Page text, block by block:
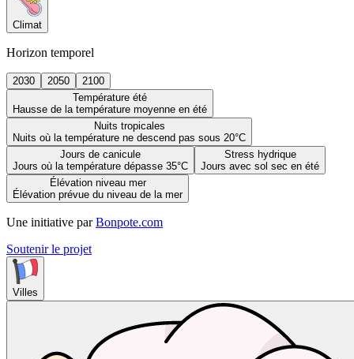
Climat
Horizon temporel
2030 2050
2100
Température été
Hausse de la température moyenne en été
Nuits tropicales
Nuits où la température ne descend pas sous 20°C
Jours de canicule
Jours où la température dépasse 35°C
Stress hydrique
Jours avec sol sec en été
Élévation niveau mer
Élévation prévue du niveau de la mer
Une initiative par Bonpote.com
Soutenir le projet
Villes